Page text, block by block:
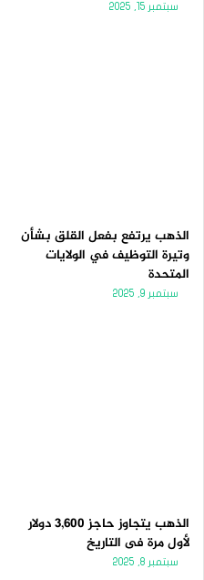
سبتمبر 15, 2025
الذهب يرتفع بفعل القلق بشأن
وتيرة التوظيف في الولايات
المتحدة
سبتمبر 9, 2025
الذهب يتجاوز حاجز 3,600 دولار
لأول مرة فى التاريخ
سبتمبر 8, 2025